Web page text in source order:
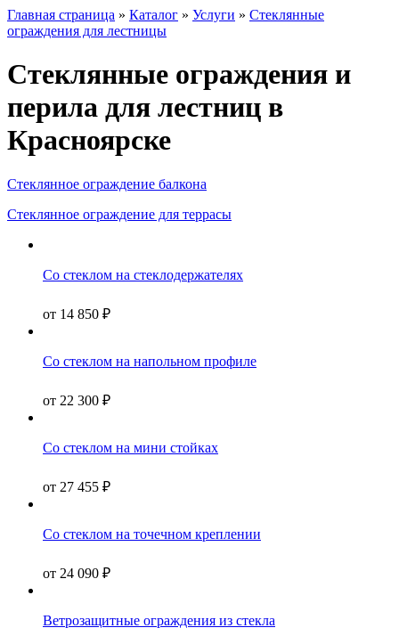
Главная страница » Каталог » Услуги » Стеклянные
ограждения для лестницы
Стеклянные ограждения и
перила для лестниц в
Красноярске
Стеклянное ограждение балкона
Стеклянное ограждение для террасы
Со стеклом на стеклодержателях
от 14 850 ₽
Со стеклом на напольном профиле
от 22 300 ₽
Со стеклом на мини стойках
от 27 455 ₽
Со стеклом на точечном креплении
от 24 090 ₽
Ветрозащитные ограждения из стекла